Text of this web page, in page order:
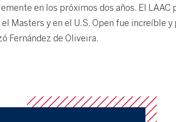
en los próximos dos años. El LAAC
Masters y en el U.S. Open fue increíble
Fernández de Oliveira.